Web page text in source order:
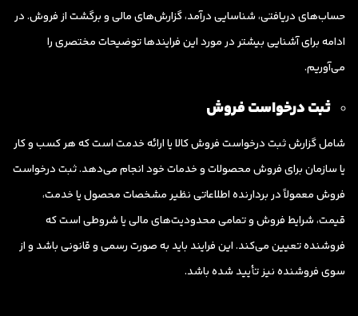
حساب‌های دریافتی، شناسایی درآمد، گزارش‌های مالی و برگشت از فروش. در
ادامه برای آشنایی بیشتر در مورد این فرایندها توضیحات مختصری را
می‌آوریم.
ثبت درخواست فروش
شامل گزارش ثبت درخواست فروش کالا یا ارائه خدمت است که هر کسب و کار
یا سازمان برای فروش محصولات و خدمات خود انجام می‌دهد. ثبت درخواست
فروش معمولاً در بردارنده اطلاعاتی نظیر مشخصات محصول یا خدمت،
قیمت، شرایط فروش و تمامی محدودیت‌های مالی یا شروطی است که
فروشنده تعیین می‌کند. این فرایند باید به صورت رسمی و قانونی باشد و از
سوی فروشنده نیز تأیید شده باشد.